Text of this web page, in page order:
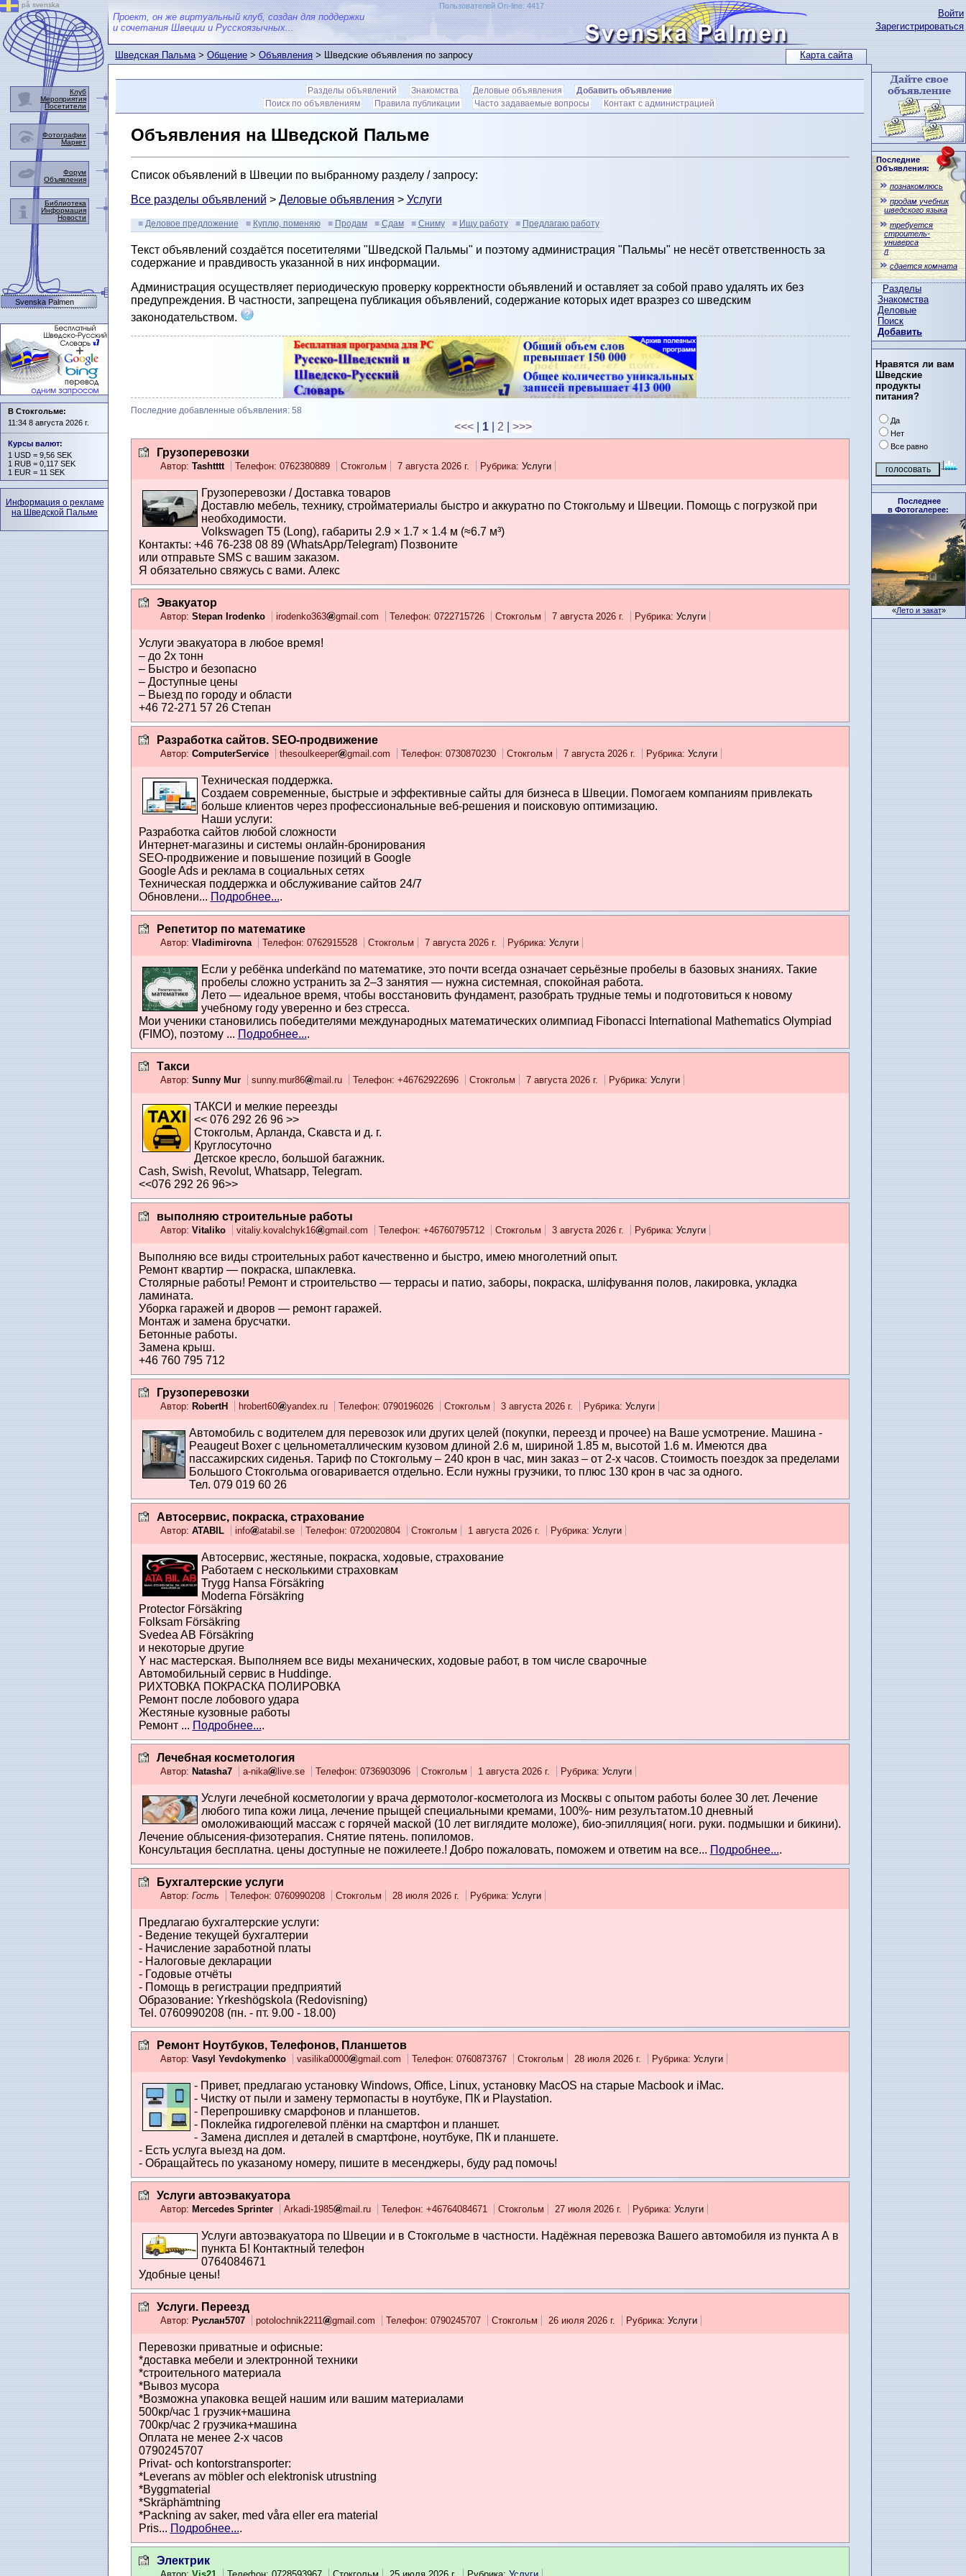
Карта сайта
Войти
Зарегистрироваться
Последние
Объявления:
познакомлюсь
продам учебник
шведского языка
требуется
строитель-
универса
л
сдается комната
Разделы
Знакомства
Деловые
Поиск
Добавить
Нравятся ли вам
Шведские
продукты
питания?
Да
Нет
Все равно
Последнее
в Фотогалерее:
«Лето и закат»
Проект, он же виртуальный клуб, создан для поддержки
и сочетания Швеции и Русскоязычных...
Пользователей On-line: 4417
Шведская Пальма>Общение>Объявления> Шведские объявления по запросу
Разделы объявлений Знакомства Деловые объявления
Добавить объявление
Поиск по объявлениям
Правила публикации Часто задаваемые вопросы Контакт с администрацией
Объявления на Шведской Пальме
Список объявлений в Швеции по выбранному разделу / запросу:
Все разделы объявлений > Деловые объявления > Услуги
Деловое предложение Куплю, поменяю Продам Сдам Сниму Ищу работу Предлагаю работу
Текст объявлений создаётся посетителями "Шведской Пальмы" и поэтому администрация "Пальмы" не несёт ответственность за
содержание и правдивость указанной в них информации.
Администрация осуществляет периодическую проверку корректности объявлений и оставляет за собой право удалять их без
предупреждения. В частности, запрещена публикация объявлений, содержание которых идет вразрез со шведским
законодательством.
Последние добавленные объявления: 58
<<< 1 2 >>>
Грузоперевозки
Автор: Tashtttt Телефон: 0762380889 Стокгольм 7 августа 2026 г. Рубрика: Услуги
Грузоперевозки / Доставка товаров
Доставлю мебель, технику, стройматериалы быстро и аккуратно по Стокгольму и Швеции. Помощь с погрузкой при
необходимости.
Volkswagen T5 (Long), габариты 2.9 × 1.7 × 1.4 м (≈6.7 м³)
Контакты: +46 76-238 08 89 (WhatsApp/Telegram) Позвоните
или отправьте SMS с вашим заказом.
Я обязательно свяжусь с вами. Алекс
Эвакуатор
Автор: Stepan Irodenko irodenko363 gmail.com Телефон: 0722715726 Стокгольм 7 августа 2026 г. Рубрика: Услуги
Услуги эвакуатора в любое время!
– до 2х тонн
– Быстро и безопасно
– Доступные цены
– Выезд по городу и области
+46 72-271 57 26 Степан
Разработка сайтов. SEO-продвижение
Автор: ComputerService thesoulkeeper gmail.com Телефон: 0730870230 Стокгольм 7 августа 2026 г. Рубрика: Услуги
Техническая поддержка.
Создаем современные, быстрые и эффективные сайты для бизнеса в Швеции. Помогаем компаниям привлекать
больше клиентов через профессиональные веб-решения и поисковую оптимизацию.
Наши услуги:
Разработка сайтов любой сложности
Интернет-магазины и системы онлайн-бронирования
SEO-продвижение и повышение позиций в Google
Google Ads и реклама в социальных сетях
Техническая поддержка и обслуживание сайтов 24/7
Обновлени... Подробнее....
Репетитор по математике
Автор: Vladimirovna Телефон: 0762915528 Стокгольм 7 августа 2026 г. Рубрика: Услуги
Если у ребёнка underkänd по математике, это почти всегда означает серьёзные пробелы в базовых знаниях. Такие
пробелы сложно устранить за 2–3 занятия — нужна системная, спокойная работа.
Лето — идеальное время, чтобы восстановить фундамент, разобрать трудные темы и подготовиться к новому
учебному году уверенно и без стресса.
Мои ученики становились победителями международных математических олимпиад Fibonacci International Mathematics Olympiad
(FIMO), поэтому ... Подробнее....
Такси
Автор: Sunny Mur sunny.mur86 mail.ru Телефон: +46762922696 Стокгольм 7 августа 2026 г. Рубрика: Услуги
ТАКСИ и мелкие переезды
<< 076 292 26 96 >>
Стокгольм, Арланда, Скавста и д. г.
Круглосуточно
Детское кресло, большой багажник.
Cash, Swish, Revolut, Whatsapp, Telegram.
<<076 292 26 96>>
выполняю строительные работы
Автор: Vitaliko vitaliy.kovalchyk16 gmail.com Телефон: +46760795712 Стокгольм 3 августа 2026 г. Рубрика: Услуги
Выполняю все виды строительных работ качественно и быстро, имею многолетний опыт.
Ремонт квартир — покраска, шпаклевка.
Столярные работы! Ремонт и строительство — террасы и патио, заборы, покраска, шліфування полов, лакировка, укладка
ламината.
Уборка гаражей и дворов — ремонт гаражей.
Монтаж и замена брусчатки.
Бетонные работы.
Замена крыш.
+46 760 795 712
Грузоперевозки
Автор: RobertH hrobert60 yandex.ru Телефон: 0790196026 Стокгольм 3 августа 2026 г. Рубрика: Услуги
Автомобиль с водителем для перевозок или других целей (покупки, переезд и прочее) на Ваше усмотрение. Машина -
Peaugeut Boxer с цельнометаллическим кузовом длиной 2.6 м, шириной 1.85 м, высотой 1.6 м. Имеются два
пассажирских сиденья. Тариф по Стокгольму – 240 крон в час, мин заказ – от 2-х часов. Стоимость поездок за пределами
Большого Стокгольма оговаривается отдельно. Если нужны грузчики, то плюс 130 крон в час за одного.
Тел. 079 019 60 26
Автосервис, покраска, страхование
Автор: ATABIL info atabil.se Телефон: 0720020804 Стокгольм 1 августа 2026 г. Рубрика: Услуги
Автосервис, жестяные, покраска, ходовые, страхование
Работаем с несколькими страховкам
Trygg Hansa Försäkring
Moderna Försäkring
Protector Försäkring
Folksam Försäkring
Svedea AB Försäkring
и некоторые другие
Y нас мастерская. Выполняем все виды механических, ходовые работ, в том числе сварочные
Автомобильный сервис в Huddinge.
РИХТОВКА ПОКРАСКА ПОЛИРОВКА
Ремонт после лобового удара
Жестяные кузовные работы
Ремонт ... Подробнее....
Лечебная косметология
Автор: Natasha7 a-nika live.se Телефон: 0736903096 Стокгольм 1 августа 2026 г. Рубрика: Услуги
Услуги лечебной косметологии у врача дермотолог-косметолога из Москвы с опытом работы более 30 лет. Лечение
любого типа кожи лица, лечение прыщей специальными кремами, 100%- ним резулътатом.10 дневный
омоложивающий масcаж с горячей маской (10 лет виглядите моложе), био-эпилляция( ноги. руки. подмышки и бикини).
Лечение облысения-физотерапия. Снятие пятень. попиломов.
Консультация бесплатна. цены доступные не пожилеете.! Добро пожаловать, поможем и ответим на все... Подробнее....
Бухгалтерские услуги
Автор: Гость Телефон: 0760990208 Стокгольм 28 июля 2026 г. Рубрика: Услуги
Предлагаю бухгалтерские услуги:
- Ведение текущей бухгалтерии
- Начисление заработной платы
- Налоговые декларации
- Годовые отчёты
- Помощь в регистрации предприятий
Образование: Yrkeshögskola (Redovisning)
Tel. 0760990208 (пн. - пт. 9.00 - 18.00)
Ремонт Ноутбуков, Телефонов, Планшетов
Автор: Vasyl Yevdokymenko vasilika0000 gmail.com Телефон: 0760873767 Стокгольм 28 июля 2026 г. Рубрика: Услуги
- Привет, предлагаю установку Windows, Office, Linux, установку MacOS на старые Macbook и iMac.
- Чистку от пыли и замену термопасты в ноутбуке, ПК и Playstation.
- Перепрошивку смарфонов и планшетов.
- Поклейка гидрогелевой плёнки на смартфон и планшет.
- Замена дисплея и деталей в смартфоне, ноутбуке, ПК и планшете.
- Есть услуга выезд на дом.
- Обращайтесь по указаному номеру, пишите в месенджеры, буду рад помочь!
Услуги автоэвакуатора
Автор: Mercedes Sprinter Arkadi-1985 mail.ru Телефон: +46764084671 Стокгольм 27 июля 2026 г. Рубрика: Услуги
Услуги автоэвакуатора по Швеции и в Стокгольме в частности. Надёжная перевозка Вашего автомобиля из пункта А в
пункта Б! Контактный телефон
0764084671
Удобные цены!
Услуги. Переезд
Автор: Руслан5707 potolochnik2211 gmail.com Телефон: 0790245707 Стокгольм 26 июля 2026 г. Рубрика: Услуги
Перевозки приватные и офисные:
*доставка мебели и электронной техники
*строительного материала
*Вывоз мусора
*Возможна упаковка вещей нашим или вашим материалами
500кр/час 1 грузчик+машина
700кр/час 2 грузчика+машина
Оплата не менее 2-х часов
0790245707
Privat- och kontorstransporter:
*Leverans av möbler och elektronisk utrustning
*Byggmaterial
*Skräphämtning
*Packning av saker, med våra eller era material
Pris... Подробнее....
Электрик
på svenska
Клуб
Мероприятия
Посетители
Фотографии
Маркет
Форум
Объявления
Библиотека
Информация
Новости
Svenska Palmen
В Стокгольме:
11:34 8 августа 2026 г.
Курсы валют:
1 USD = 9,56 SEK
1 RUB = 0,117 SEK
1 EUR = 11 SEK
Информация о рекламе
на Шведской Пальме